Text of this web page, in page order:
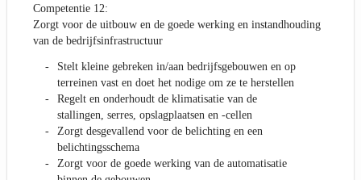
Competentie 12:
Zorgt voor de uitbouw en de goede werking en instandhouding
van de bedrijfsinfrastructuur
Stelt kleine gebreken in/aan bedrijfsgebouwen en op
terreinen vast en doet het nodige om ze te herstellen
Regelt en onderhoudt de klimatisatie van de
stallingen, serres, opslagplaatsen en -cellen
Zorgt desgevallend voor de belichting en een
belichtingsschema
Zorgt voor de goede werking van de automatisatie